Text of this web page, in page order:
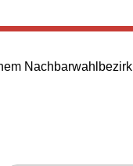
Nachbarwahlbezirk